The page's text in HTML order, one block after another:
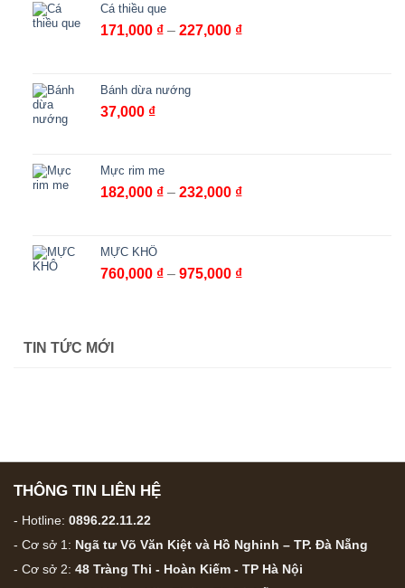
Cá thiều que
171,000 ₫ – 227,000 ₫Khoảng
Bánh dừa nướng
37,000 ₫
Mực rim me
182,000 ₫ – 232,000 ₫Khoảng
đến
MỰC KHÔ
760,000 ₫ – 975,000 ₫Khoảng
TIN TỨC MỚI
THÔNG TIN LIÊN HỆ
- Hotline: 0896.22.11.22
- Cơ sở 1: Ngã tư Võ Văn Kiệt và Hồ Nghinh – TP. Đà Nẵng
- Cơ sở 2: 48 Tràng Thi - Hoàn Kiếm - TP Hà Nội